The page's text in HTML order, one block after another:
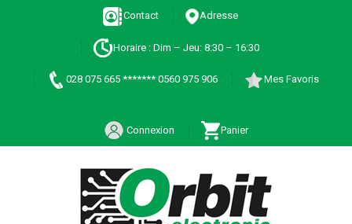
Contact Adresse
Horaire : Dim – Jeu: 8:30 – 16:30
028 075 665 ******* 0560 975 906 Mes Favoris
Connexion Panier